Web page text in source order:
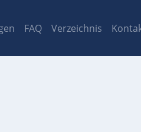
FAQ Verzeichnis